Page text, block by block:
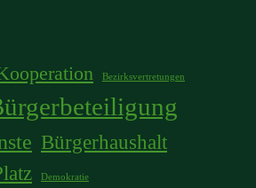
Bezirksvertretungen
Bürgerhaushalt
Demokratie